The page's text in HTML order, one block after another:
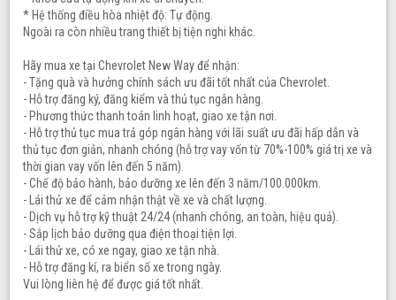
* Hệ thống điều hòa nhiệt độ: Tự động.
Ngoài ra còn nhiều trang thiết bị tiện nghi khác.
Hãy mua xe tại Chevrolet New Way để nhận:
- Tặng quà và hưởng chính sách ưu đãi tốt nhất của Chevrolet.
- Hỗ trợ đăng ký, đăng kiểm và thủ tục ngân hàng.
- Phương thức thanh toán linh hoạt, giao xe tận nơi.
- Hỗ trợ thủ tục mua trả góp ngân hàng với lãi suất ưu đãi hấp dẫn và
thủ tục đơn giản, nhanh chóng (hỗ trợ vay vốn từ 70%-100% giá trị xe và
thời gian vay vốn lên đến 5 năm).
- Chế độ bảo hành, bảo dưỡng xe lên đến 3 năm/100.000km.
- Lái thử xe để cảm nhận thật về xe và chất lượng.
- Dịch vụ hỗ trợ kỹ thuật 24/24 (nhanh chóng, an toàn, hiệu quả).
- Sắp lịch bảo dưỡng qua điện thoại tiện lợi.
- Lái thử xe, có xe ngay, giao xe tận nhà.
- Hỗ trợ đăng kí, ra biển số xe trong ngày.
Vui lòng liên hệ để được giá tốt nhất.